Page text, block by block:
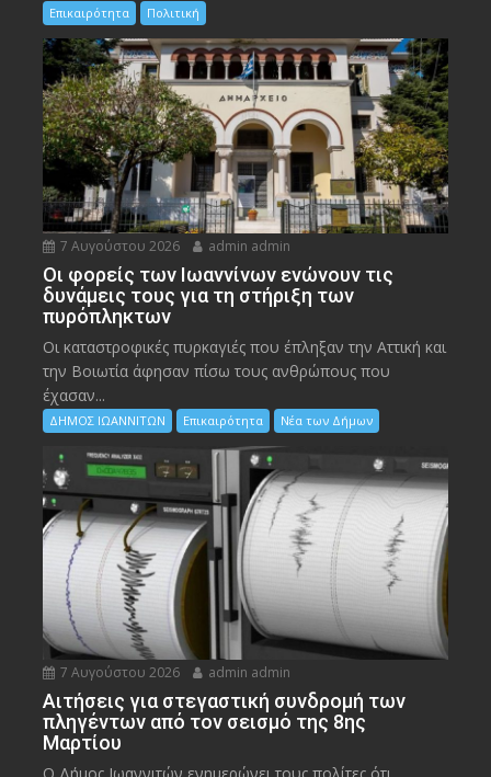
Επικαιρότητα Πολιτική
7 Αυγούστου 2026 admin admin
Οι φορείς των Ιωαννίνων ενώνουν τις
δυνάμεις τους για τη στήριξη των
πυρόπληκτων
Οι καταστροφικές πυρκαγιές που έπληξαν την Αττική και
την Bοιωτία άφησαν πίσω τους ανθρώπους που
έχασαν...
ΔΗΜΟΣ ΙΩΑΝΝΙΤΩΝ Επικαιρότητα Νέα των Δήμων
7 Αυγούστου 2026 admin admin
Αιτήσεις για στεγαστική συνδρομή των
πληγέντων από τον σεισμό της 8ης
Μαρτίου